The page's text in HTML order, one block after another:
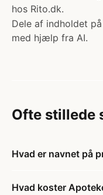
hos Rito.dk.
Dele af indholdet
med hjælp fra AI.
Ofte stillede
Hvad er navnet på
Hvad koster